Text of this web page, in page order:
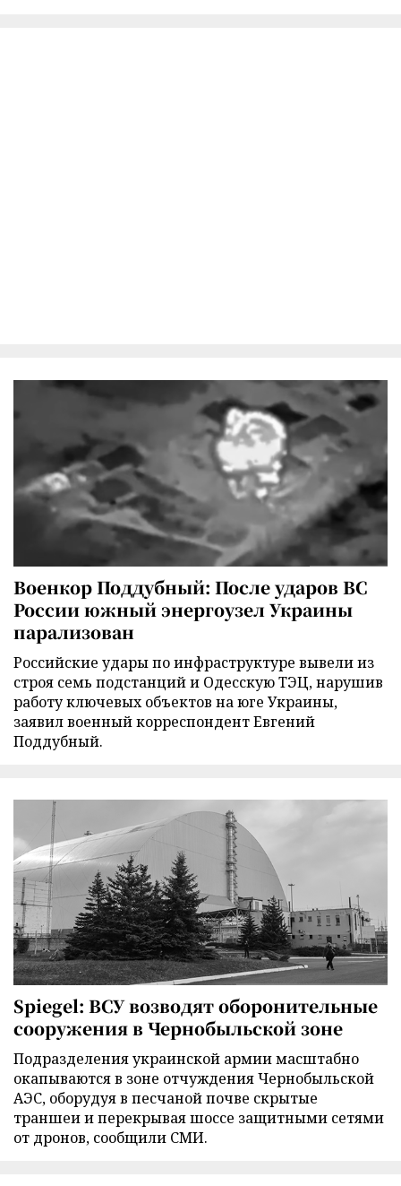
Военкор Поддубный: После ударов ВС
России южный энергоузел Украины
парализован
Российские удары по инфраструктуре вывели из
строя семь подстанций и Одесскую ТЭЦ, нарушив
работу ключевых объектов на юге Украины,
заявил военный корреспондент Евгений
Поддубный.
Spiegel: ВСУ возводят оборонительные
сооружения в Чернобыльской зоне
Подразделения украинской армии масштабно
окапываются в зоне отчуждения Чернобыльской
АЭС, оборудуя в песчаной почве скрытые
траншеи и перекрывая шоссе защитными сетями
от дронов, сообщили СМИ.